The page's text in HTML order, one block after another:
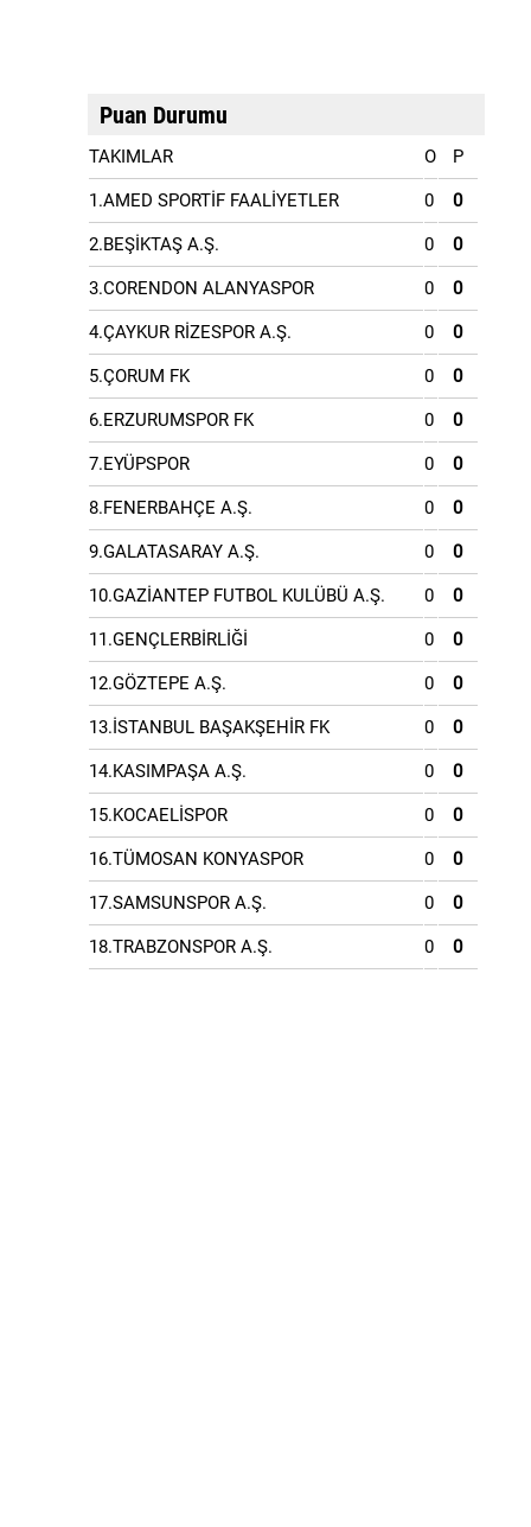
Puan Durumu
TAKIMLAR O P
1.AMED SPORTİF FAALİYETLER 0 0
2.BEŞİKTAŞ A.Ş. 0 0
3.CORENDON ALANYASPOR 0 0
4.ÇAYKUR RİZESPOR A.Ş. 0 0
5.ÇORUM FK 0 0
6.ERZURUMSPOR FK 0 0
7.EYÜPSPOR 0 0
8.FENERBAHÇE A.Ş. 0 0
9.GALATASARAY A.Ş. 0 0
10.GAZİANTEP FUTBOL KULÜBÜ A.Ş. 0 0
11.GENÇLERBİRLİĞİ 0 0
12.GÖZTEPE A.Ş. 0 0
13.İSTANBUL BAŞAKŞEHİR FK 0 0
14.KASIMPAŞA A.Ş. 0 0
15.KOCAELİSPOR 0 0
16.TÜMOSAN KONYASPOR 0 0
17.SAMSUNSPOR A.Ş. 0 0
18.TRABZONSPOR A.Ş. 0 0